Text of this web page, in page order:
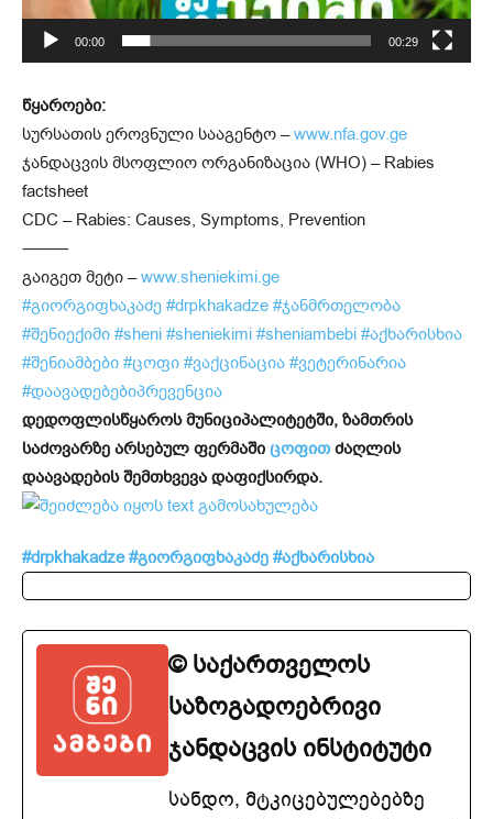
00:00 00:29
წყაროები:
სურსათის ეროვნული სააგენტო –www.nfa.gov.ge
ჯანდაცვის მსოფლიო ორგანიზაცია (WHO) – Rabies
factsheet
CDC – Rabies: Causes, Symptoms, Prevention
⸻
გაიგეთ მეტი –www.sheniekimi.ge
#გიორგიფხაკაძე #drpkhakadze #ჯანმრთელობა
#შენიექიმი #sheni #sheniekimi #sheniambebi #აქხარისხია
#შენიამბები #ცოფი #ვაქცინაცია #ვეტერინარია
#დაავადებებიპრევენცია
დედოფლისწყაროს მუნიციპალიტეტში, ზამთრის
საძოვარზე არსებულ ფერმაში ცოფითძაღლის
დაავადების შემთხვევა დაფიქსირდა.
#drpkhakadze #გიორგიფხაკაძე #აქხარისხია
© საქართველოს
საზოგადოებრივი
ჯანდაცვის ინსტიტუტი
სანდო, მტკიცებულებებზე